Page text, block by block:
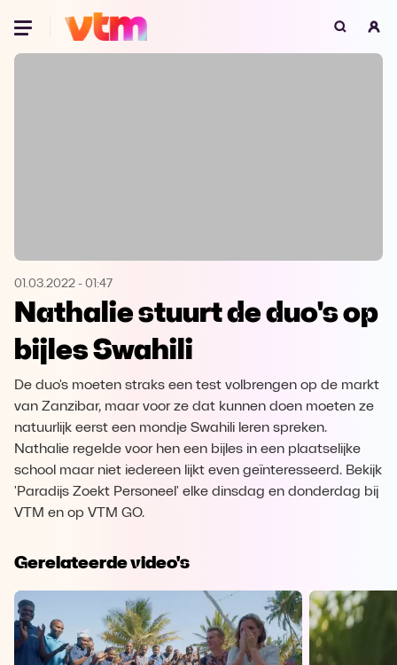
Oeps, browser niet ondersteund
Microsoft Edge Download
Opera
01.03.2022 - 01:47
Nathalie stuurt de duo's op
bijles Swahili
De duo's moeten straks een test volbrengen op de markt
van Zanzibar, maar voor ze dat kunnen doen moeten ze
natuurlijk eerst een mondje Swahili leren spreken.
Nathalie regelde voor hen een bijles in een plaatselijke
school maar niet iedereen lijkt even geïnteresseerd. Bekijk
'Paradijs Zoekt Personeel' elke dinsdag en donderdag bij
VTM en op VTM GO.
Gerelateerde video's